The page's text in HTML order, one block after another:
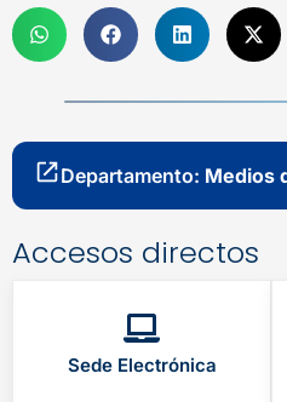
Departamento: Medios
Accesos directos
Sede Electrónica